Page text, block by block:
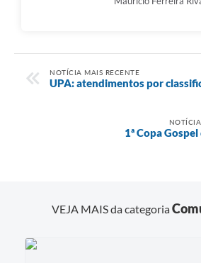
NOTÍCIA MAIS RECENTE
UPA: atendimentos por
1ª Copa
VEJA MAIS da categoria